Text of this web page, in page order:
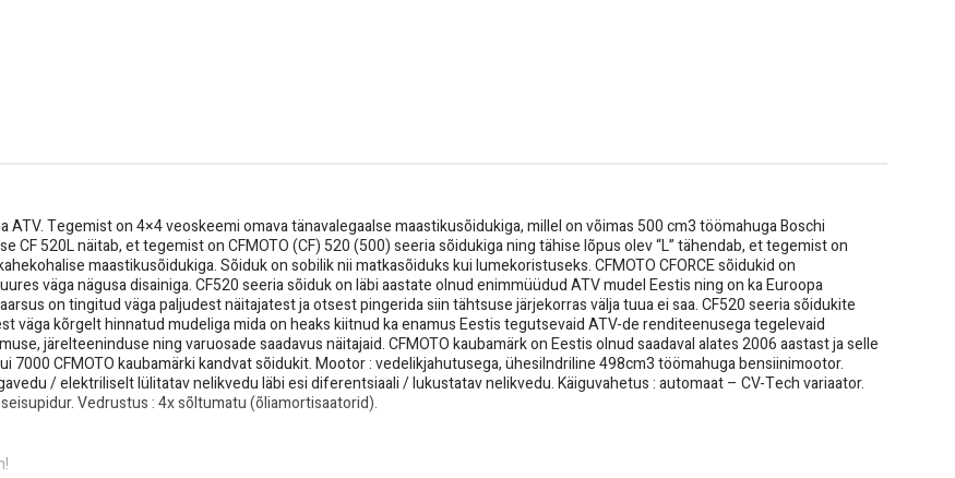
ATV. Tegemist on 4×4 veoskeemi omava tänavalegaalse maastikusõidukiga, millel on võimas 500 cm3 töömahuga Boschi
520L näitab, et tegemist on CFMOTO (CF) 520 (500) seeria sõidukiga ning tähise lõpus olev “L” tähendab, et tegemist on
maastikusõidukiga. Sõiduk on sobilik nii matkasõiduks kui lumekoristuseks. CFMOTO CFORCE sõidukid on
väga nägusa disainiga. CF520 seeria sõiduk on läbi aastate olnud enimmüüdud ATV mudel Eestis ning on ka Euroopa
on tingitud väga paljudest näitajatest ja otsest pingerida siin tähtsuse järjekorras välja tuua ei saa. CF520 seeria sõidukite
väga kõrgelt hinnatud mudeliga mida on heaks kiitnud ka enamus Eestis tegutsevaid ATV-de renditeenusega tegelevaid
järelteeninduse ning varuosade saadavus näitajaid. CFMOTO kaubamärk on Eestis olnud saadaval alates 2006 aastast ja selle
CFMOTO kaubamärki kandvat sõidukit. Mootor : vedelikjahutusega, ühesilndriline 498cm3 töömahuga bensiinimootor.
/ elektriliselt lülitatav nelikvedu läbi esi diferentsiaali / lukustatav nelikvedu. Käiguvahetus : automaat – CV-Tech variaator.
Vedrustus : 4x sõltumatu (õliamortisaatorid).